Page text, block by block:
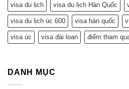
visa du lịch visa du lịch Hàn Quốc
visa du lịch úc 600 visa hàn quốc
visa úc visa đài loan điểm tham
DANH MỤC